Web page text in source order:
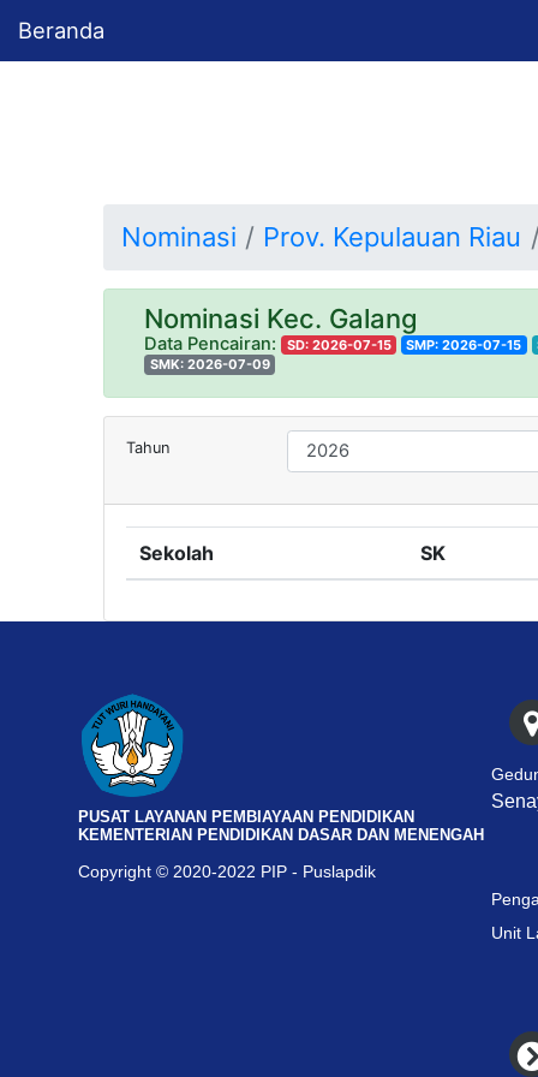
Beranda
Nominasi Prov. Kepulauan Riau
Nominasi Kec. Galang
Data Pencairan: SD: 2026-07-15 SMP: 2026-07-15
SMK: 2026-07-09
Tahun
Sekolah SK
PUSAT LAYANAN PEMBIAYAAN PENDIDIKAN
KEMENTERIAN PENDIDIKAN DASAR DAN MENENGAH
Copyright © 2020-2022 PIP - Puslapdik
Unit